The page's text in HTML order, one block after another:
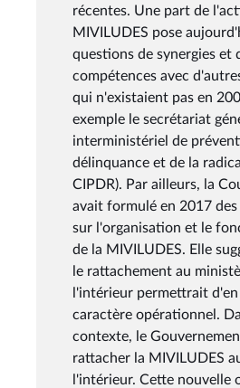
récentes. Une part de
MIVILUDES pose
questions de synergies et
compétences avec
qui n'existaient pas en
exemple le secrétariat
interministériel de
délinquance et de la
CIPDR). Par ailleurs, la
avait formulé en 2017
sur l'organisation et le
de la MIVILUDES. Elle
le rattachement au
l'intérieur permettrait
caractère opérationnel.
contexte, le
rattacher la MIVILUDES
l'intérieur. Cette nouvelle